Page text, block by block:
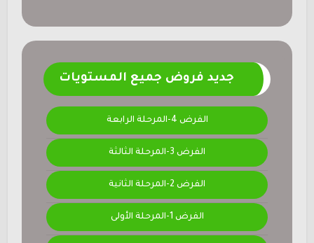
جديد فروض جميع المستويات
الفرض 4-المرحلة الرابعة
الفرض 3-المرحلة الثالثة
الفرض 2-المرحلة الثانية
الفرض 1-المرحلة الأولى